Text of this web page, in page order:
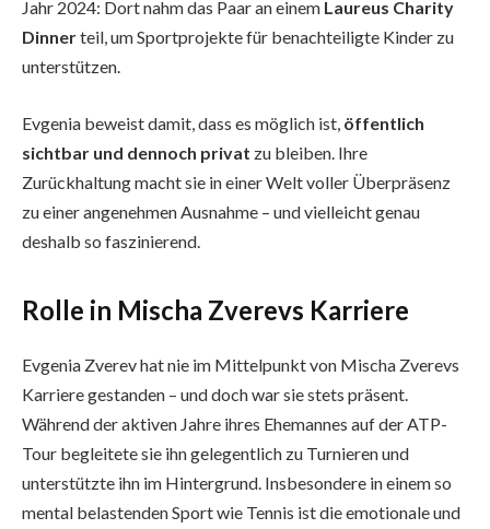
Jahr 2024: Dort nahm das Paar an einem Laureus Charity
Dinnerteil, um Sportprojekte für benachteiligte Kinder zu
unterstützen.
Evgenia beweist damit, dass es möglich ist, öffentlich
sichtbar und dennoch privat zu bleiben. Ihre
Zurückhaltung macht sie in einer Welt voller Überpräsenz
zu einer angenehmen Ausnahme – und vielleicht genau
deshalb so faszinierend.
Rolle in Mischa Zverevs Karriere
Evgenia Zverev hat nie im Mittelpunkt von Mischa Zverevs
Karriere gestanden – und doch war sie stets präsent.
Während der aktiven Jahre ihres Ehemannes auf der ATP-
Tour begleitete sie ihn gelegentlich zu Turnieren und
unterstützte ihn im Hintergrund. Insbesondere in einem so
mental belastenden Sport wie Tennis ist die emotionale und